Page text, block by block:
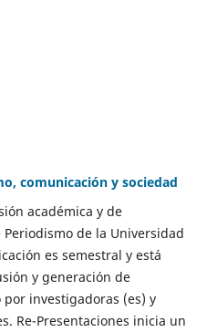
comunicación y sociedad
académica y de
de la Universidad
es semestral y está
y generación de
investigadoras (es) y
Re-Presentaciones inicia un